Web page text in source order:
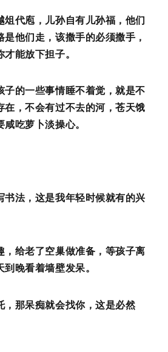
俎代庖，儿孙自有儿孙福，他们
他们走，该撒手的必须撒手，
能放下担子。
子的一些事情睡不着觉，就是不
在，不会有过不去的河，苍天饿
吃萝卜淡操心。
书法，这是我年轻时候就有的兴
，给老了空巢做准备，等孩子离
晚看着墙壁发呆。
，那呆痴就会找你，这是必然